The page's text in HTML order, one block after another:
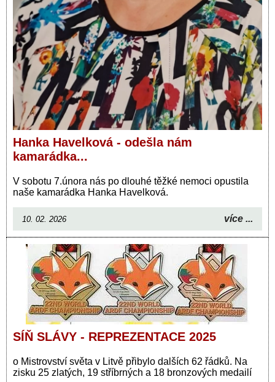
Hanka Havelková - odešla nám
kamarádka...
V sobotu 7.února nás po dlouhé těžké nemoci opustila
naše kamarádka Hanka Havelková.
10. 02. 2026 více ...
SÍŇ SLÁVY - REPREZENTACE 2025
o Mistrovství světa v Litvě přibylo dalších 62 řádků. Na
zisku 25 zlatých, 19 stříbrných a 18 bronzových medailí